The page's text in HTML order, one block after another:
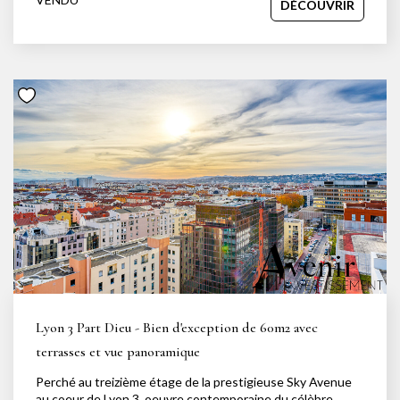
l'ameublement de cet appartement, qui se compose d'une
entrée desservant sur un séjour avec une cuisine ouverte
entièrement équipée. Un balcon avec vue sur l'entrée du
chambres avec dressing, dont une avec balcon donnant sur
cour, ainsi qu'une salle d'eau et un WC séparé. Ce bien est
idéalement situé pour profiter des atouts du 6è
arrondissement de Lyon, tout en bénéficiant de la
tranquillité et de la proximité avec l'un des plus beaux
parcs de la ville. À proximité immédiate des transports en
commun, des commerces de quartier et des restaurants,
cet appartement est une véritable invitation à l'art de vivre
à Lyon. Une cave complète également ce bien. Votre
contact: Angélique GRASSO: 0663946161 Laura
DEROUAZ 0761754859
DÉCOUVRIR
Lyon 3 Part Dieu - Bien d'exception de 60m2 avec
terrasses et vue panoramique
Perché au treizième étage de la prestigieuse Sky Avenue